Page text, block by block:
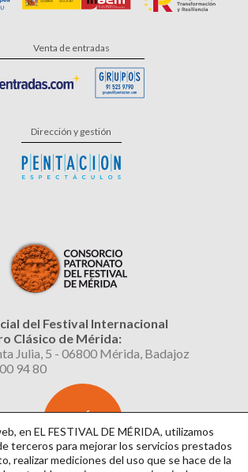
Venta de entradas
Dirección y gestión
del Festival Internacional
Clásico de Mérida:
Julia, 5 - 06800 Mérida, Badajoz
94 80
SUSCRÍBETE
AL BOLETÍN
en EL FESTIVAL DE MÉRIDA, utilizamos
terceros para mejorar los servicios prestados
realizar mediciones del uso que se hace de la